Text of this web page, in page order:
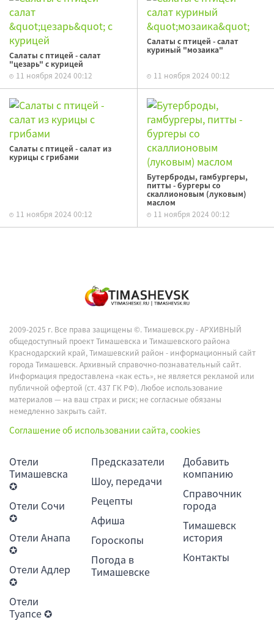
Салаты с птицей - салат
"цезарь" с курицей
11 ноября 2024 00:12
Салаты с птицей - салат
куриный "мозаика"
11 ноября 2024 00:12
Салаты с птицей - салат из
курицы с грибами
11 ноября 2024 00:12
Бутерброды, гамбургеры,
питты - бургеры со
скаллионовым (луковым)
маслом
11 ноября 2024 00:12
2009-2025 г. Все права защищены ©.Тимашевск.ру - АРХИВНЫЙ
общедоступный проект Тимашевска и Тимашевского района
Краснодарский край, Тимашевский район - информационный сайт
города Тимашевск. Архивный справочно-познавательный сайт.
Информация предоставлена «как есть», не является рекламой или
публичной офертой (ст. 437 ГК РФ). Любое использование
материалов — на ваш страх и риск; не согласные обязаны
немедленно закрыть сайт.
Соглашение об использовании сайта, cookies
Отели
Тимашевска
✪
Отели Сочи
✪
Отели Анапа
✪
Отели Адлер
✪
Отели
Туапсе ✪
Предсказатели
Шоу, передачи
Рецепты
Афиша
Гороскопы
Погода в
Тимашевске
Добавить
компанию
Справочник
города
Тимашевск
история
Контакты